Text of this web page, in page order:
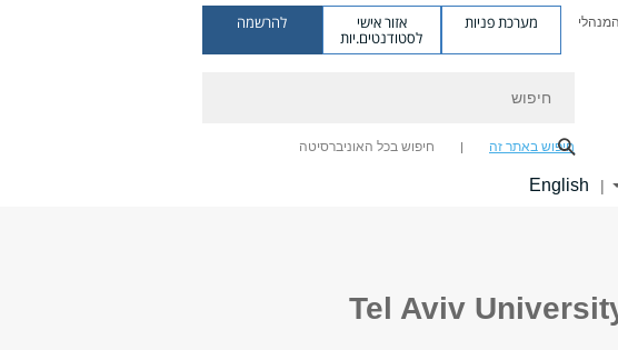
מערכת פניות אזור אישי
לסטודנטים.יות
להרשמה
חיפוש באתר זה חיפוש בכל האוניברסיטה
|
English
Tel Aviv